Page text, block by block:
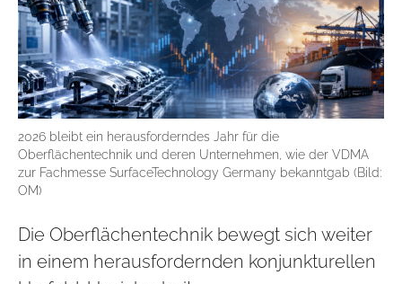
2026 bleibt ein herausforderndes Jahr für die
Oberflächentechnik und deren Unternehmen, wie der VDMA
zur Fachmesse SurfaceTechnology Germany bekanntgab (Bild:
OM)
Die Oberflächentechnik bewegt sich weiter
in einem herausfordernden konjunkturellen